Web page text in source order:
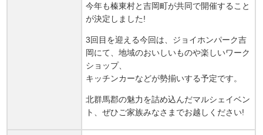
今年も榛東村と吉岡町が共同で開催すること
が決定しました!
3回目を迎える今回は、ジョイホンパーク吉
岡にて、地域のおいしいものや楽しいワーク
ショップ、
キッチンカーなどが勢揃いする予定です。
北群馬郡の魅力を詰め込んだマルシェイベン
ト、ぜひご家族みなさまでお越しください!